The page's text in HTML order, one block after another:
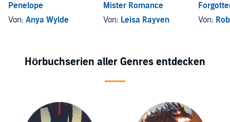
Penelope
Von: Anya Wylde
Mister Romance
Von: Leisa Rayven
Von:
Hörbuchserien aller Genres entdecken